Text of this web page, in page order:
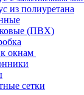
из полиуретана
(ПВХ)
окнам
сетки